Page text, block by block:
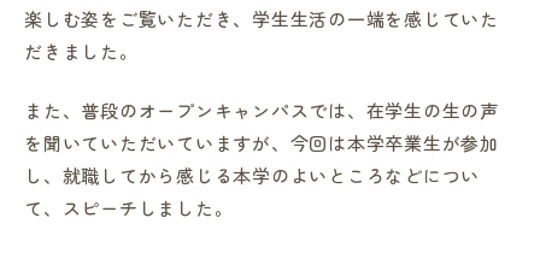
楽しむ姿をご覧いただき、学生生活の一端を感じていた
だきました。
また、普段のオープンキャンパスでは、在学生の生の声
を聞いていただいていますが、今回は本学卒業生が参加
し、就職してから感じる本学のよいところなどについ
て、スピーチしました。